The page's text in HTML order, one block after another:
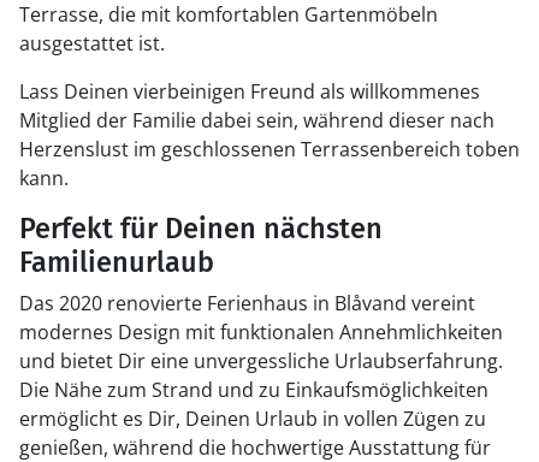
Terrasse, die mit komfortablen Gartenmöbeln
ausgestattet ist.
Lass Deinen vierbeinigen Freund als willkommenes
Mitglied der Familie dabei sein, während dieser nach
Herzenslust im geschlossenen Terrassenbereich toben
kann.
Perfekt für Deinen nächsten
Familienurlaub
Das 2020 renovierte Ferienhaus in Blåvand vereint
modernes Design mit funktionalen Annehmlichkeiten
und bietet Dir eine unvergessliche Urlaubserfahrung.
Die Nähe zum Strand und zu Einkaufsmöglichkeiten
ermöglicht es Dir, Deinen Urlaub in vollen Zügen zu
genießen, während die hochwertige Ausstattung für